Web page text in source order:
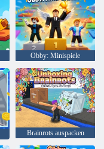
Obby: Minispiele
Brainrots auspacken